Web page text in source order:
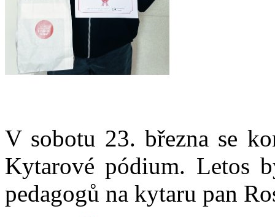
V sobotu 23. března se
Kytarové pódium. Letos
pedagogů na kytaru pan